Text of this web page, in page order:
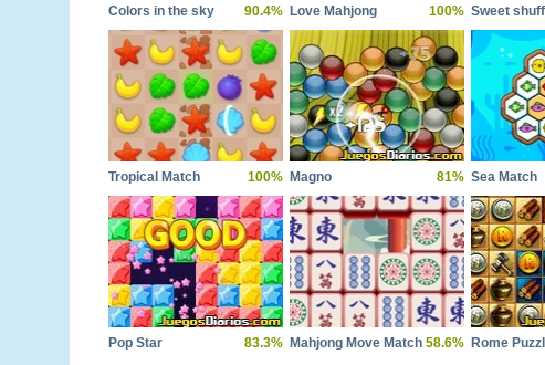
Colors in the sky 90.4% Love Mahjong 100% Sweet
Tropical Match 100% Magno 81% Sea Match
Pop Star 83.3% Mahjong Move Match 58.6% Rome